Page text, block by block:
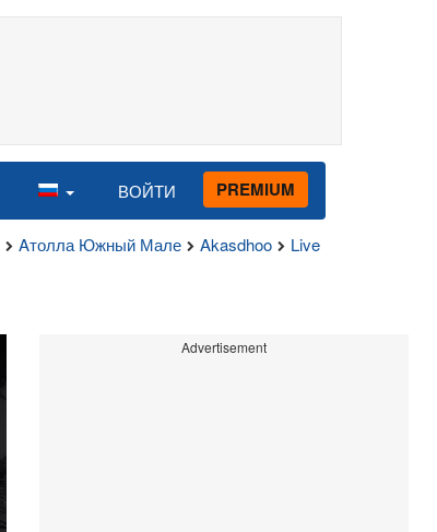
ВОЙТИ PREMIUM
Aтолла Южный Мале Akasdhoo Live
Advertisement